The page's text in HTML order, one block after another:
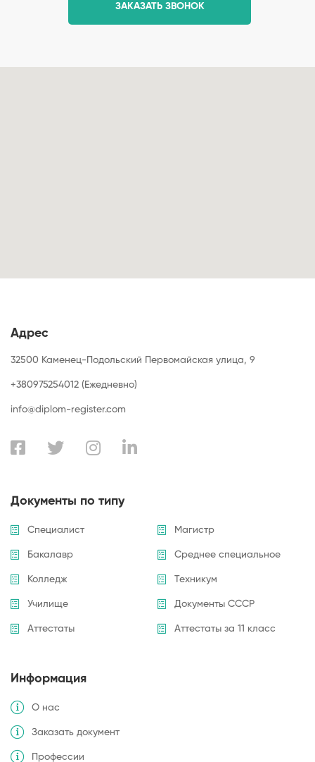
ЗАКАЗАТЬ ЗВОНОК
Адрес
32500 Каменец-Подольский Первомайская улица, 9
+380975254012 (Ежедневно)
info@diplom-register.com
Документы по типу
Специалист Магистр
Бакалавр Среднее специальное
Колледж Техникум
Училище Документы СССР
Аттестаты Аттестаты за 11 класс
Информация
О нас
Заказать документ
Профессии